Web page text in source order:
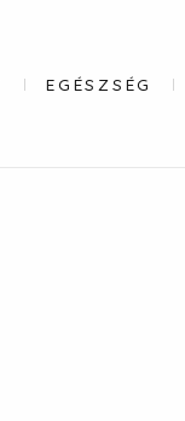
EGÉSZSÉG